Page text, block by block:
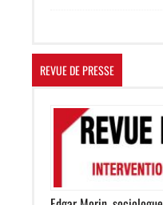
REVUE DE PRESSE
Image